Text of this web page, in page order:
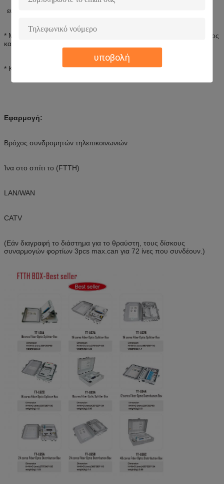
υποβολή
εύκολος για τη συντήρηση και την εγκατάσταση.
* Μπορεί να εγκατασταθεί από τον τρόπο wall-mounted, κατάλληλος
και για τις εσωτερικές και υπαίθριες χρήσεις.
* Κατάλληλος για τους προσαρμοστές SC/FC/ST/LC
Εφαρμογή:
Βρόχος συνδρομητών τηλεπικοινωνιών
Ίνα στο σπίτι το (FTTH)
LAN/WAN
CATV
(Εάν διαγραφή το διάστημα για το θραύστη, τους δίσκους
συναρμογών φορτίων 3pcs max.can για 72 ίνες που συνδέουν.)